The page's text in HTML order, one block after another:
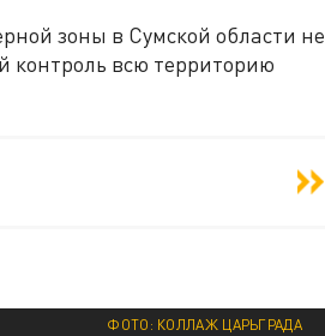
зоны в Сумской области не
контроль всю территорию
ФОТО: КОЛЛАЖ ЦАРЬГРАДА